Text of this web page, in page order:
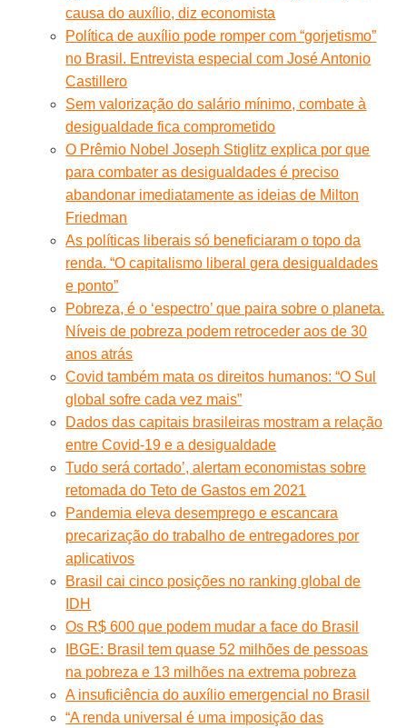
causa do auxílio, diz economista
Política de auxílio pode romper com “gorjetismo”
no Brasil. Entrevista especial com José Antonio
Castillero
Sem valorização do salário mínimo, combate à
desigualdade fica comprometido
O Prêmio Nobel Joseph Stiglitz explica por que
para combater as desigualdades é preciso
abandonar imediatamente as ideias de Milton
Friedman
As políticas liberais só beneficiaram o topo da
renda. “O capitalismo liberal gera desigualdades
e ponto”
Pobreza, é o ‘espectro’ que paira sobre o planeta.
Níveis de pobreza podem retroceder aos de 30
anos atrás
Covid também mata os direitos humanos: “O Sul
global sofre cada vez mais”
Dados das capitais brasileiras mostram a relação
entre Covid-19 e a desigualdade
Tudo será cortado’, alertam economistas sobre
retomada do Teto de Gastos em 2021
Pandemia eleva desemprego e escancara
precarização do trabalho de entregadores por
aplicativos
Brasil cai cinco posições no ranking global de
IDH
Os R$ 600 que podem mudar a face do Brasil
IBGE: Brasil tem quase 52 milhões de pessoas
na pobreza e 13 milhões na extrema pobreza
A insuficiência do auxílio emergencial no Brasil
“A renda universal é uma imposição das